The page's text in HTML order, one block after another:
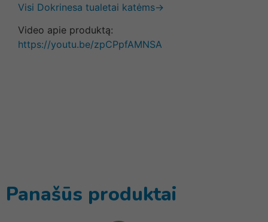
Visi Dokrinesa tualetai katėms→
Video apie produktą:
https://youtu.be/zpCPpfAMNSA
Panašūs produktai